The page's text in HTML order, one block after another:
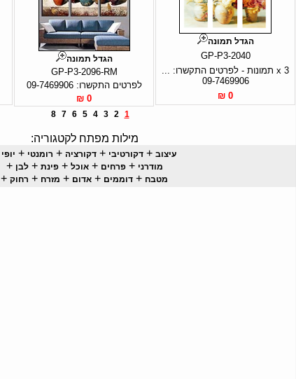
הגדל תמונה
GP-P3-2040
3 x תמונות - לפרטים התקשרו: ...
09-7469906
0 ₪
הגדל תמונה
GP-P3-2096-RM
לפרטים התקשרו: 09-7469906
0 ₪
1
2
3
4
5
6
7
8
מילות מפתח לקטגוריה:
עיצוב + דקורטיבי + דקורציה + רומנטי + יופי
מודרני +פרחים +אוכל +פינת +לבן +
מטבח + דוממים + אדום + מזרח + רחוק +